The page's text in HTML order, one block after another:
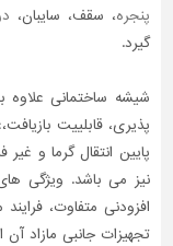
پنجره، سقف، سایبان،
گیرد.
شیشه ساختمانی
پذیری، قابلییت
پایین انتقال گرما و
نیز می باشد. ویژگی
افزودنی متفاوت،
تجهیزات جانبی مازاد